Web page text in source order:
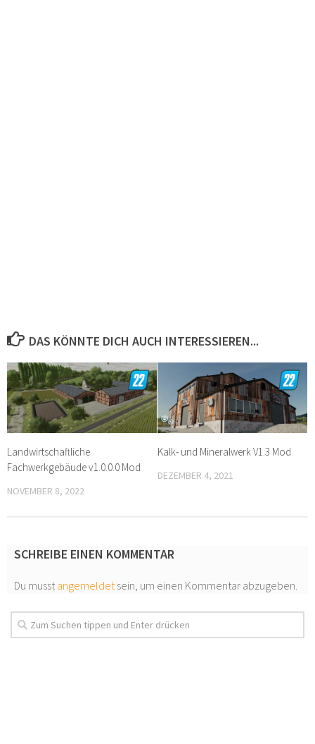
DAS KÖNNTE DICH AUCH INTERESSIEREN...
Landwirtschaftliche
Fachwerkgebäude v1.0.0.0 Mod
NOVEMBER 8, 2022
Kalk- und Mineralwerk V1.3 Mod
DEZEMBER 4, 2021
SCHREIBE EINEN KOMMENTAR
Du musstangemeldetsein, um einen Kommentar abzugeben.